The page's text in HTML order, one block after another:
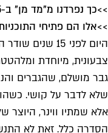
>>כך נפרדנו מ"מד מן" ב-2015. כאילו זה היה אתמול
>>אלו הם פתיחי
היום לפני
צבעונית, מיוחדת
גבר מושלם, שהגברים
שלא לדבר על קושי.
אלא שמתיו ווינר, היוצר